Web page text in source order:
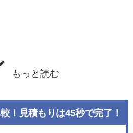
もっと読む
！見積もりは45秒で完了！